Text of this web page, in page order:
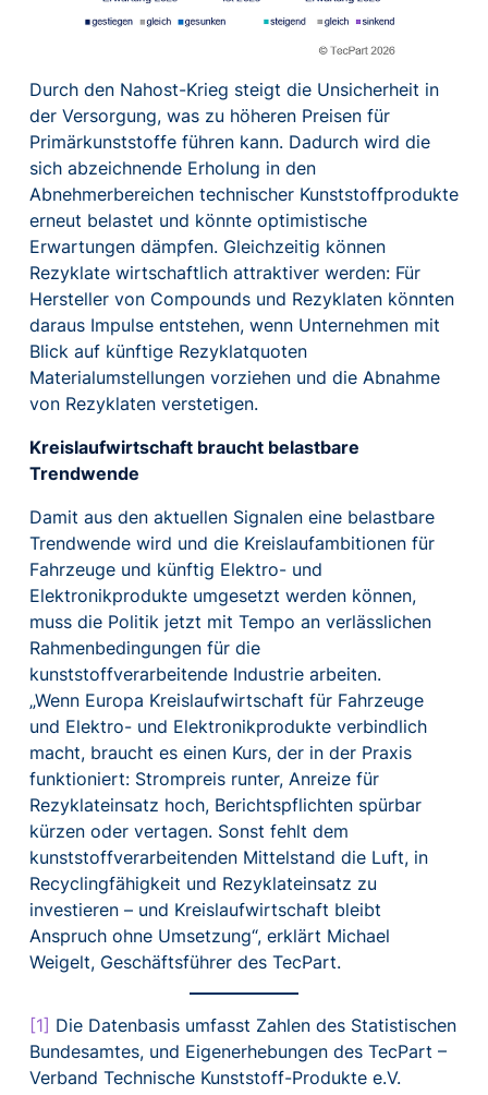
Durch den Nahost-Krieg steigt die Unsicherheit in
der Versorgung, was zu höheren Preisen für
Primärkunststoffe führen kann. Dadurch wird die
sich abzeichnende Erholung in den
Abnehmerbereichen technischer Kunststoffprodukte
erneut belastet und könnte optimistische
Erwartungen dämpfen. Gleichzeitig können
Rezyklate wirtschaftlich attraktiver werden: Für
Hersteller von Compounds und Rezyklaten könnten
daraus Impulse entstehen, wenn Unternehmen mit
Blick auf künftige Rezyklatquoten
Materialumstellungen vorziehen und die Abnahme
von Rezyklaten verstetigen.
Kreislaufwirtschaft braucht belastbare
Trendwende
Damit aus den aktuellen Signalen eine belastbare
Trendwende wird und die Kreislaufambitionen für
Fahrzeuge und künftig Elektro- und
Elektronikprodukte umgesetzt werden können,
muss die Politik jetzt mit Tempo an verlässlichen
Rahmenbedingungen für die
kunststoffverarbeitende Industrie arbeiten.
„Wenn Europa Kreislaufwirtschaft für Fahrzeuge
und Elektro- und Elektronikprodukte verbindlich
macht, braucht es einen Kurs, der in der Praxis
funktioniert: Strompreis runter, Anreize für
Rezyklateinsatz hoch, Berichtspflichten spürbar
kürzen oder vertagen. Sonst fehlt dem
kunststoffverarbeitenden Mittelstand die Luft, in
Recyclingfähigkeit und Rezyklateinsatz zu
investieren – und Kreislaufwirtschaft bleibt
Anspruch ohne Umsetzung“, erklärt Michael
Weigelt, Geschäftsführer des TecPart.
[1] Die Datenbasis umfasst Zahlen des Statistischen
Bundesamtes, und Eigenerhebungen des TecPart –
Verband Technische Kunststoff-Produkte e.V.